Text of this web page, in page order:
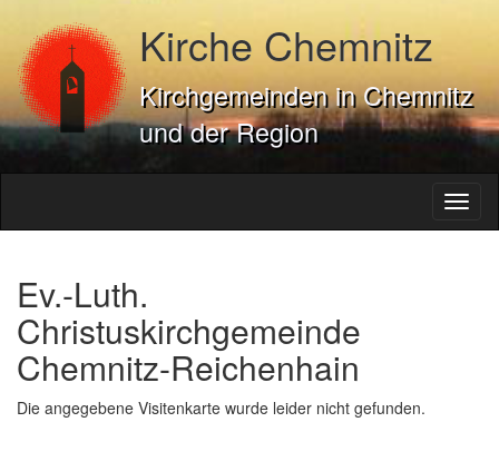
Kirche Chemnitz
Kirchgemeinden in Chemnitz
und der Region
Ev.-Luth.
Christuskirchgemeinde
Chemnitz-Reichenhain
Die angegebene Visitenkarte wurde leider nicht gefunden.